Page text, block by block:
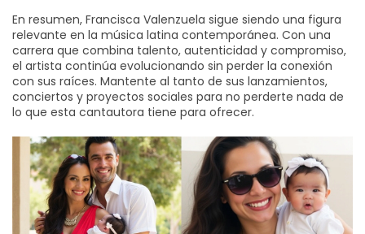
En resumen, Francisca Valenzuela sigue siendo una figura
relevante en la música latina contemporánea. Con una
carrera que combina talento, autenticidad y compromiso,
el artista continúa evolucionando sin perder la conexión
con sus raíces. Mantente al tanto de sus lanzamientos,
conciertos y proyectos sociales para no perderte nada de
lo que esta cantautora tiene para ofrecer.